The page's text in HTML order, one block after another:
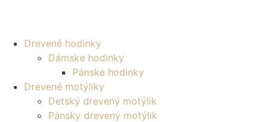
Drevené hodinky
Dámske hodinky
Pánske hodinky
Drevené motýliky
Detský drevený motýlik
Pánsky drevený motýlik